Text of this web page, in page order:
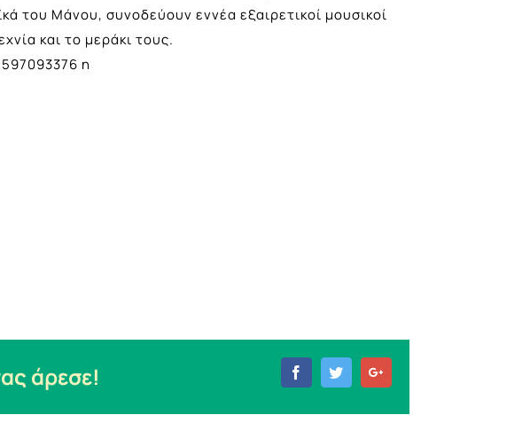
του Μάνου, συνοδεύουν εννέα εξαιρετικοί μουσικοί
και το μεράκι τους.
άρεσε! FacebookTwitter